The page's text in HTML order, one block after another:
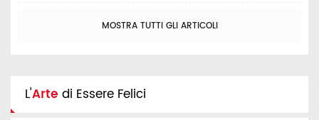
MOSTRA TUTTI GLI ARTICOLI
L'Arte di Essere Felici